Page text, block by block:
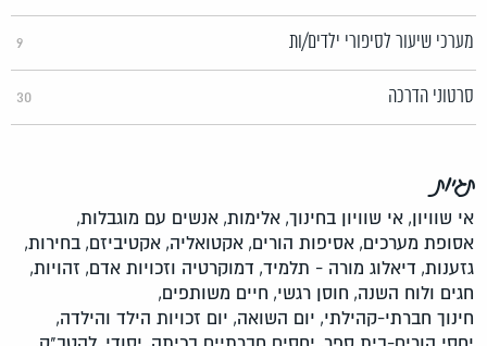
מערכי שיעור לסיפורי ילדים/ות 9
סרטוני הדרכה 30
תגיות
אי שוויון, אי שוויון בחינוך, אלימות, אנשים עם מוגבלות,
אסופת מערכים, אסיפות הורים, אקטואליה, אקטיביזם, בחירות,
גזענות, דיאלוג מורה - תלמיד, דמוקרטיה וזכויות אדם, זהויות,
חגים ולוח השנה, חוסן רגשי, חיים משותפים,
חינוך חברתי-קהילתי, יום השואה, יום זכויות הילד והילדה,